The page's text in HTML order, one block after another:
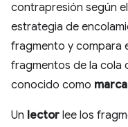
contrapresión según
estrategia de
fragmento y compara
fragmentos de la cola
conocido como
Un lector lee los